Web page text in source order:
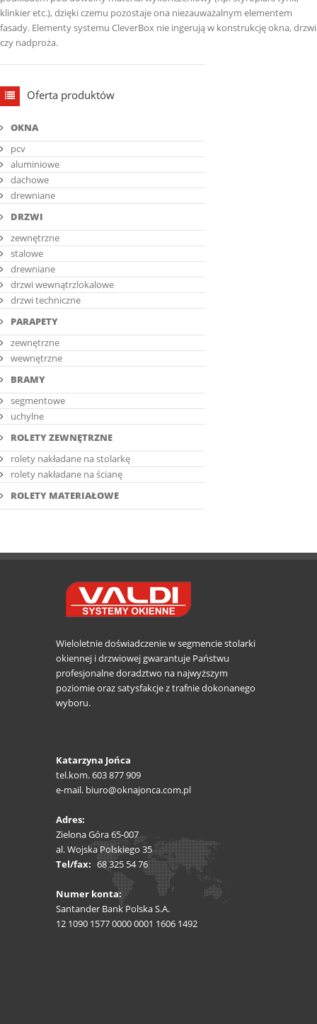
klinkier etc.), dzięki czemu pozostaje ona niezauważalnym elementem
fasady. Elementy systemu CleverBox nie ingerują w konstrukcję okna, drzwi
czy nadproża.
Oferta produktów
OKNA
pcv
aluminiowe
dachowe
drewniane
DRZWI
zewnętrzne
stalowe
drewniane
drzwi wewnątrzlokalowe
drzwi techniczne
PARAPETY
zewnętrzne
wewnętrzne
BRAMY
segmentowe
uchylne
ROLETY ZEWNĘTRZNE
rolety nakładane na stolarkę
rolety nakładane na ścianę
ROLETY MATERIAŁOWE
Wieloletnie doświadczenie w segmencie stolarki
okiennej i drzwiowej gwarantuje Państwu
profesjonalne doradztwo na najwyższym
poziomie oraz satysfakcje z trafnie dokonanego
wyboru.
Katarzyna Jońca
tel.kom. 603 877 909
e-mail. biuro@oknajonca.com.pl
Adres:
Zielona Góra 65-007
al. Wojska Polskiego 35
Tel/fax: 68 325 54 76
Numer konta:
Santander Bank Polska S.A.
12 1090 1577 0000 0001 1606 1492